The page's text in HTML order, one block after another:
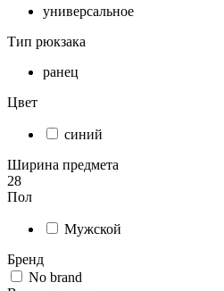
универсальное
Тип рюкзака
ранец
Цвет
синий
Ширина предмета
28
Пол
Мужской
Бренд
No brand